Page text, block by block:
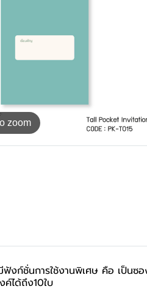
zoom
งก์ชั่นการใช้งานพิเศษ คือ เป็น
ค์ได้ถึง10ใบ